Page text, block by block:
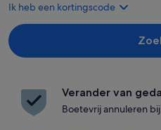
Ik heb een kortingscode
Verander van
Boetevrij annuleren